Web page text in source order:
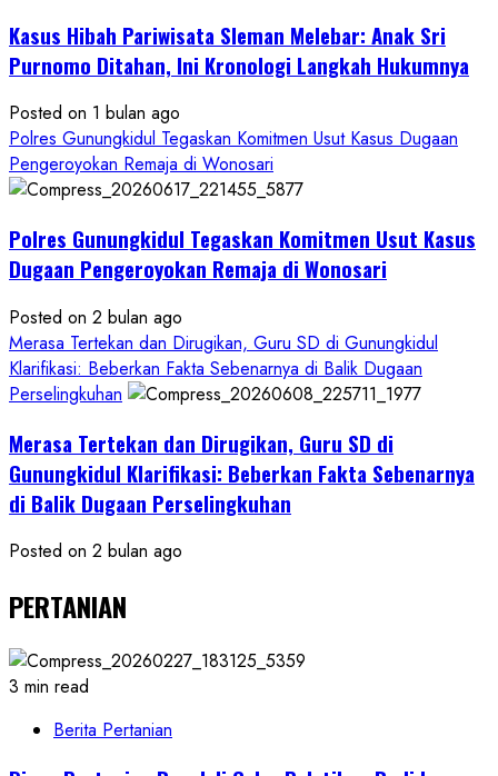
Sampai
Tuntas
Kasus Hibah Pariwisata Sleman Melebar: Anak Sri
Purnomo Ditahan, Ini Kronologi Langkah Hukumnya
Posted on 1 bulan ago
Polres Gunungkidul Tegaskan Komitmen Usut Kasus Dugaan
Pengeroyokan Remaja di Wonosari
Polres Gunungkidul Tegaskan Komitmen Usut Kasus
Dugaan Pengeroyokan Remaja di Wonosari
Posted on 2 bulan ago
Merasa Tertekan dan Dirugikan, Guru SD di Gunungkidul
Klarifikasi: Beberkan Fakta Sebenarnya di Balik Dugaan
Perselingkuhan
Merasa Tertekan dan Dirugikan, Guru SD di
Gunungkidul Klarifikasi: Beberkan Fakta Sebenarnya
di Balik Dugaan Perselingkuhan
Posted on 2 bulan ago
PERTANIAN
3 min read
Berita Pertanian